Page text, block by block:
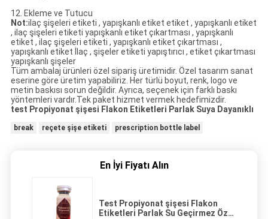
12. Ekleme ve Tutucu
Not:ilaç şişeleri etiketi , yapışkanlı etiket etiket , yapışkanlı etiket
, ilaç şişeleri etiketi yapışkanlı etiket çıkartması , yapışkanlı
etiket , ilaç şişeleri etiketi , yapışkanlı etiket çıkartması ,
yapışkanlı etiket İlaç , şişeler etiketi yapıştırıcı , etiket çıkartması
yapışkanlı şişeler
Tüm ambalaj ürünleri özel sipariş üretimidir. Özel tasarım sanat
eserine göre üretim yapabiliriz. Her türlü boyut, renk, logo ve
metin baskısı sorun değildir. Ayrıca, seçenek için farklı baskı
yöntemleri vardır.Tek paket hizmet vermek hedefimizdir.
test Propiyonat şişesi Flakon Etiketleri Parlak Suya Dayanıklı
break reçete şişe etiketi prescription bottle label
En İyi Fiyatı Alın
Test Propiyonat şişesi Flakon
Etiketleri Parlak Su Geçirmez Özel